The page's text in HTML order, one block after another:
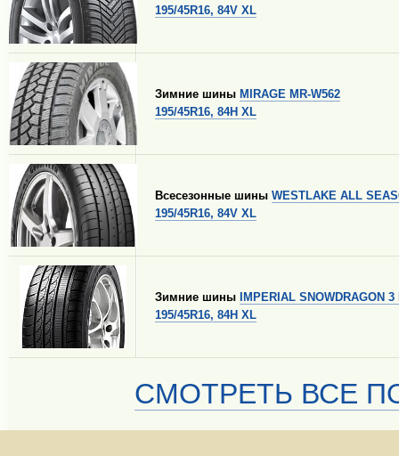
195/45R16, 84V XL
Зимние шины MIRAGE MR-W562
195/45R16, 84H XL
Всесезонные шины WESTLAKE ALL
195/45R16, 84V XL
Зимние шины
IMPERIAL SNOWDRAGON
195/45R16, 84H XL
СМОТРЕТЬ ВСЕ